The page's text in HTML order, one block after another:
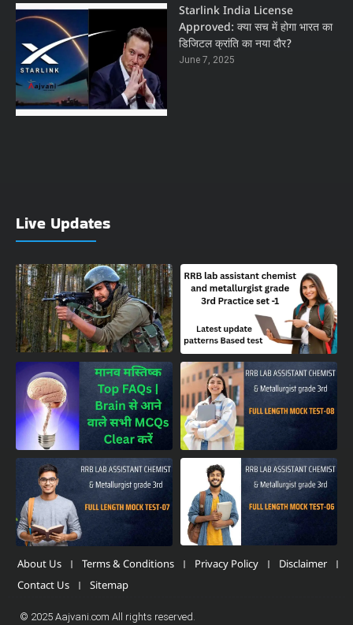
Starlink India License
Approved: क्या सच में होगा भारत का
डिजिटल क्रांति का नया दौर?
June 7, 2025
Live Updates
About Us Terms & Conditions Privacy Policy
Disclaimer
Contact Us
Sitemap
© 2025 Aajvani.com All rights reserved.